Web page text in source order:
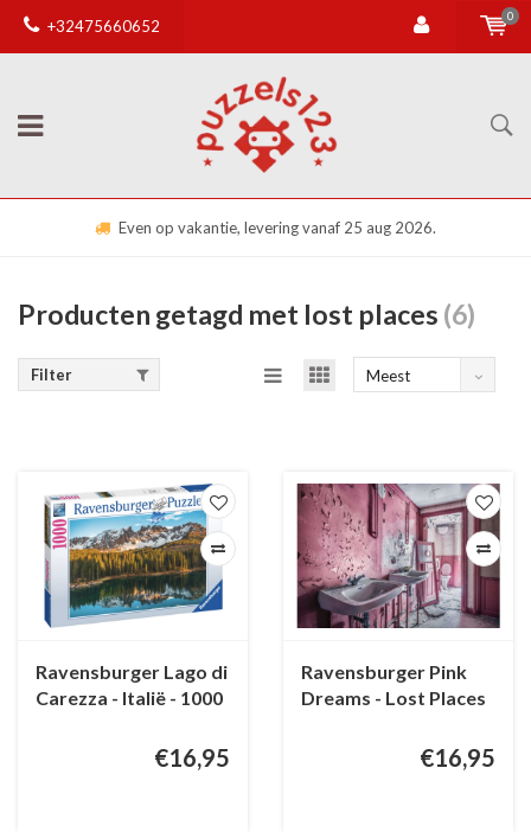
+32475660652
0
Even op vakantie, levering vanaf 25 aug 2026.
Producten getagd met lost places (6)
Filter
Meest
Ravensburger Lago di
Carezza - Italië - 1000
€16,95
Ravensburger Pink
Dreams - Lost Places
€16,95